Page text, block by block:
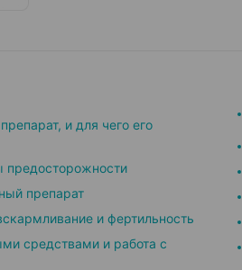
и для чего его
предосторожности
препарат
и фертильность
средствами и работа с